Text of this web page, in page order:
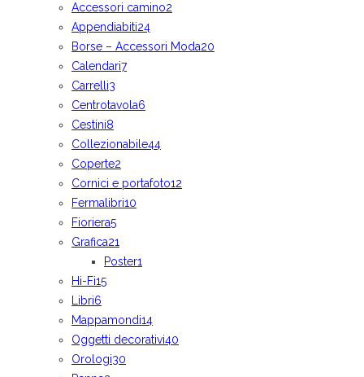
Accessori camino2
Appendiabiti24
Borse – Accessori Moda20
Calendari7
Carrelli3
Centrotavola6
Cestini8
Collezionabile44
Coperte2
Cornici e portafoto12
Fermalibri10
Fioriera5
Grafica21
Poster1
Hi-Fi15
Libri6
Mappamondi14
Oggetti decorativi40
Orologi30